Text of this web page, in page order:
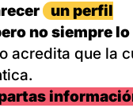
un perfil
no siempre lo
acredita que la